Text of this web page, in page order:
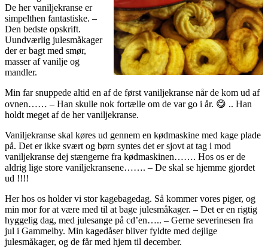
De her vaniljekranse er
simpelthen fantastiske. –
Den bedste opskrift.
Uundværlig julesmåkager
der er bagt med smør,
masser af vanilje og
mandler.
Min far snuppede altid en af de først vaniljekranse når de kom ud af
ovnen…… – Han skulle nok fortælle om de var go i år. 😋 .. Han
holdt meget af de her vaniljekranse.
Vaniljekranse skal køres ud gennem en kødmaskine med kage plade
på. Det er ikke svært og børn syntes det er sjovt at tag i mod
vaniljekranse dej stængerne fra kødmaskinen……. Hos os er de
aldrig lige store vaniljekransene……. – De skal se hjemme gjordet
ud !!!!
Her hos os holder vi stor kagebagedag. Så kommer vores piger, og
min mor for at være med til at bage julesmåkager. – Det er en rigtig
hyggelig dag, med julesange på cd’en….. – Gerne severinesen fra
jul i Gammelby. Min kagedåser bliver fyldte med dejlige
julesmåkager, og de får med hjem til december.